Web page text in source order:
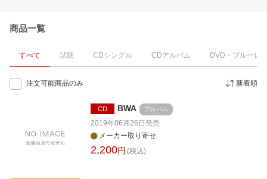
商品一覧
すべて 試聴 CDシングル CDアルバム DVD・ブルーレ
注文可能商品のみ 新着順
CD BWA アルバム
2019年06月26日 発売
メーカー取り寄せ
2,200円 (税込)